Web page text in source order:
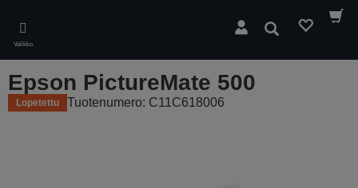
main
content
Valikko
Hae
Epson PictureMate 500
Lopetettu Tuotenumero: C11C618006